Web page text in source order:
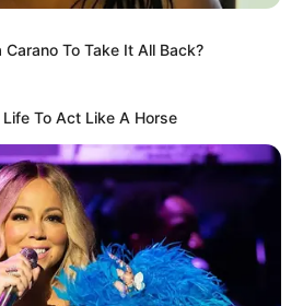
Batman w czerwcu na 4K
wiele oficjalnych komunikatów
w przeciwieństwie do zeszłej
przynieść Wam przynajmniej
, na które na pewno wielu fanów 4K
od dawna.
To Take It All Back?
To Act Like A Horse